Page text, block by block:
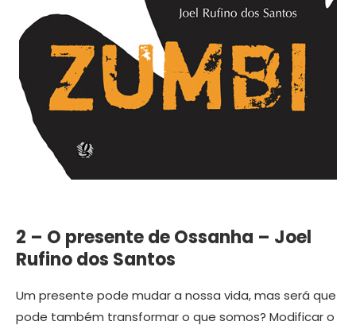
2 – O presente de Ossanha – Joel
Rufino dos Santos
Um presente pode mudar a nossa vida, mas será que
pode também transformar o que somos? Modificar o